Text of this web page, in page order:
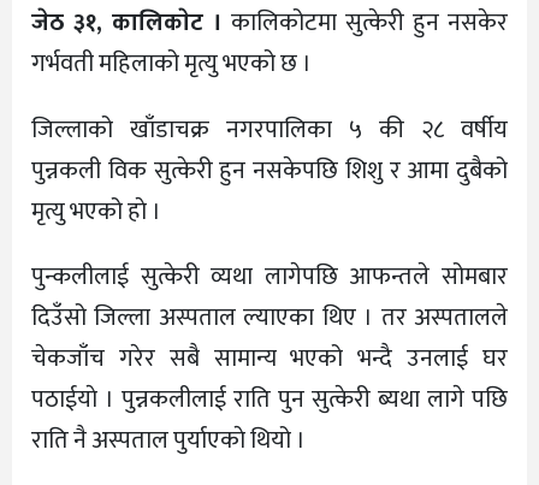
जेठ ३१, कालिकाेट । कालिकोटमा सुत्केरी हुन नसकेर
गर्भवती महिलाको मृत्यु भएको छ ।
जिल्लाको खाँडाचक्र नगरपालिका ५ की २८ वर्षीय
पुन्नकली विक सुत्केरी हुन नसकेपछि शिशु र आमा दुबैको
मृत्यु भएको हाे ।
पुन्कलीलाई सुत्केरी व्यथा लागेपछि आफन्तले सोमबार
दिउँसो जिल्ला अस्पताल ल्याएका थिए । तर अस्पतालले
चेकजाँच गरेर सबै सामान्य भएको भन्दै उनलाई घर
पठाईयाे । पुन्नकलीलाई राति पुन सुत्केरी ब्यथा लागे पछि
राति नै अस्पताल पुर्याएकाे थियो ।